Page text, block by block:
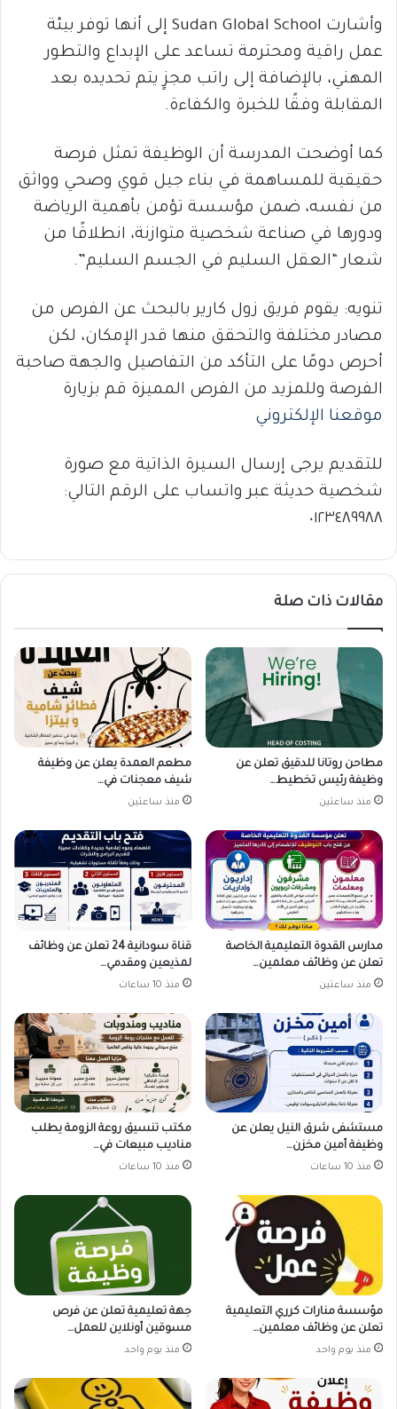
وأشارت Sudan Global School إلى أنها توفر بيئة
عمل راقية ومحترمة تساعد على الإبداع والتطور
المهني، بالإضافة إلى راتب مجزٍ يتم تحديده بعد
المقابلة وفقًا للخبرة والكفاءة.
كما أوضحت المدرسة أن الوظيفة تمثل فرصة
حقيقية للمساهمة في بناء جيل قوي وصحي وواثق
من نفسه، ضمن مؤسسة تؤمن بأهمية الرياضة
ودورها في صناعة شخصية متوازنة، انطلاقًا من
شعار “العقل السليم في الجسم السليم”.
تنويه: يقوم فريق زول كارير بالبحث عن الفرص من
مصادر مختلفة والتحقق منها قدر الإمكان، لكن
أحرص دومًا على التأكد من التفاصيل والجهة صاحبة
الفرصة وللمزيد من الفرص المميزة قم بزيارة
موقعنا الإلكتروني
للتقديم يرجى إرسال السيرة الذاتية مع صورة
شخصية حديثة عبر واتساب على الرقم التالي:
٠١٢٣٤٨٩٩٨٨
مقالات ذات صلة
مطاحن روتانا للدقيق تعلن عن
وظيفة رئيس تخطيط…
منذ ساعتين
مطعم العمدة يعلن عن وظيفة
شيف معجنات في…
منذ ساعتين
مدارس القدوة التعليمية الخاصة
تعلن عن وظائف معلمين…
منذ ساعتين
قناة سودانية 24 تعلن عن وظائف
لمذيعين ومقدمي…
منذ 10 ساعات
مستشفى شرق النيل يعلن عن
وظيفة أمين مخزن…
منذ 10 ساعات
مكتب تنسيق روعة الزومة يطلب
مناديب مبيعات في…
منذ 10 ساعات
مؤسسة منارات كرري التعليمية
تعلن عن وظائف معلمين…
منذ يوم واحد
جهة تعليمية تعلن عن فرص
مسوقين أونلاين للعمل…
منذ يوم واحد